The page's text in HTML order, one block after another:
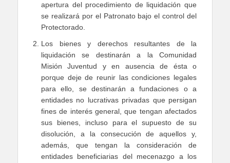
apertura del procedimiento de liquidación que
se realizará por el Patronato bajo el control del
Protectorado.
Los bienes y derechos resultantes de la
liquidación se destinarán a la Comunidad
Misión Juventud y en ausencia de ésta o
porque deje de reunir las condiciones legales
para ello, se destinarán a fundaciones o a
entidades no lucrativas privadas que persigan
fines de interés general, que tengan afectados
sus bienes, incluso para el supuesto de su
disolución, a la consecución de aquellos y,
además, que tengan la consideración de
entidades beneficiarias del mecenazgo a los